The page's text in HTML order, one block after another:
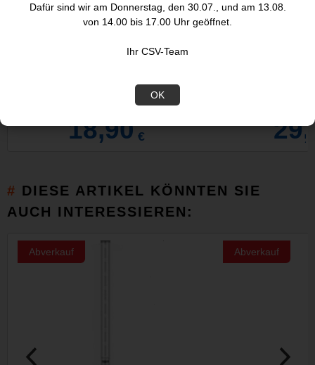
Dafür sind wir am Donnerstag, den 30.07., und am 13.08.
von 14.00 bis 17.00 Uhr geöffnet.
Ihr CSV-Team
OK
18,90 €
DIESE ARTIKEL KÖNNTEN SIE
AUCH INTERESSIEREN:
Abverkauf Abverkauf